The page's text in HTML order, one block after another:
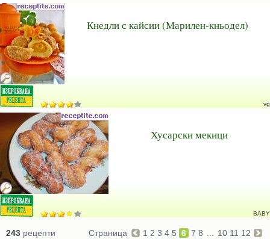
Кнедли с кайсии (Марилен-кньодел)
vg
Хусарски мекици
BABY
243 рецепти Страница 1 2 3 4 5 6 7 8 10 11 12